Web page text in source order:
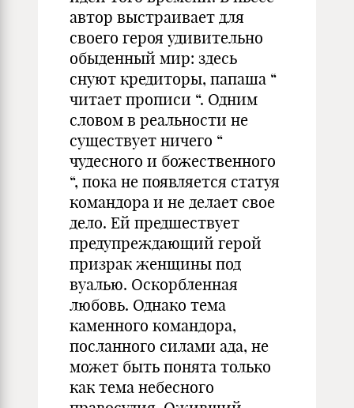
автор выстраивает для
своего героя удивительно
обыденный мир: здесь
снуют кредиторы, папаша “
читает прописи “. Одним
словом в реальности не
существует ничего “
чудесного и божественного
“, пока не появляется статуя
командора и не делает свое
дело. Ей предшествует
предупреждающий герой
призрак женщины под
вуалью. Оскорбленная
любовь. Однако тема
каменного командора,
посланного силами ада, не
может быть понята только
как тема небесного